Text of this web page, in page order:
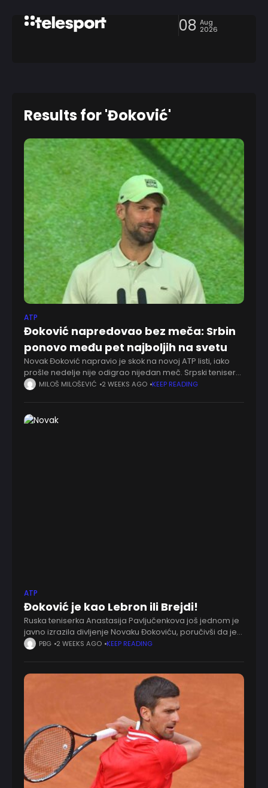
08 Aug
2026
Results for 'Đoković'
ATP
Đoković napredovao bez meča: Srbin
ponovo među pet najboljih na svetu
Novak Đoković napravio je skok na novoj ATP listi, iako
prošle nedelje nije odigrao nijedan meč. Srpski teniser
sada zauzima peto mesto na svetu sa 3.670 bodova,
MILOŠ MILOŠEVIĆ 2 WEEKS AGO KEEP READING
ATP
Đoković je kao Lebron ili Brejdi!
Ruska teniserka Anastasija Pavljučenkova još jednom je
javno izrazila divljenje Novaku Đokoviću, poručivši da je
srpski as oličenje vrhunskog profesionalizma i jedan od
PBG 2 WEEKS AGO KEEP READING